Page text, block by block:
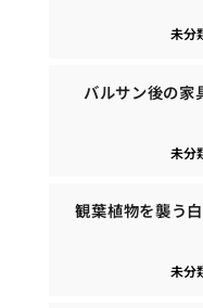
未分
バルサン後の家
未分
観葉植物を襲う
未分